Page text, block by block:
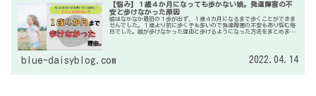
【悩み】１歳４か月になっても歩かない娘。発達障害の不
安と歩けなかった原因
娘はなかなか最初の１歩が出ず、１歳４カ月になるまで歩くことができま
せんでした。１歳より前に歩く子も多いので発達障害の不安もあり悩む毎
日でした。娘が歩けなかった理由と歩けるようになった方法をまとめまし
blue-daisyblog.com 2022.04.14